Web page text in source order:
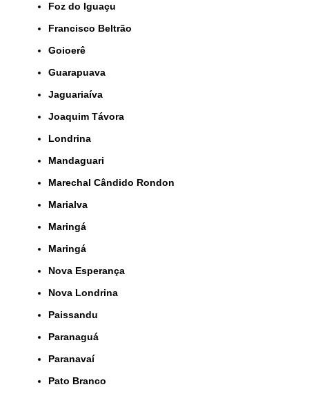
Foz do Iguaçu
Francisco Beltrão
Goioerê
Guarapuava
Jaguariaíva
Joaquim Távora
Londrina
Mandaguari
Marechal Cândido Rondon
Marialva
Maringá
Maringá
Nova Esperança
Nova Londrina
Paissandu
Paranaguá
Paranavaí
Pato Branco